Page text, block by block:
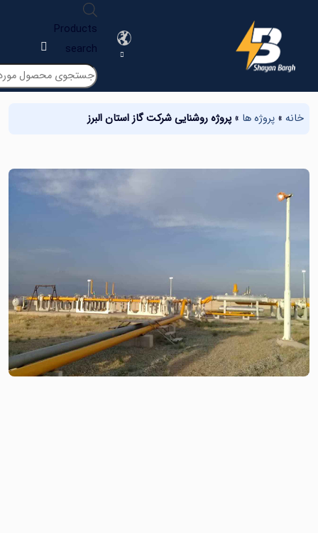
Products
search
پروژه ها »پروژه روشنایی شرکت گاز استان البرز